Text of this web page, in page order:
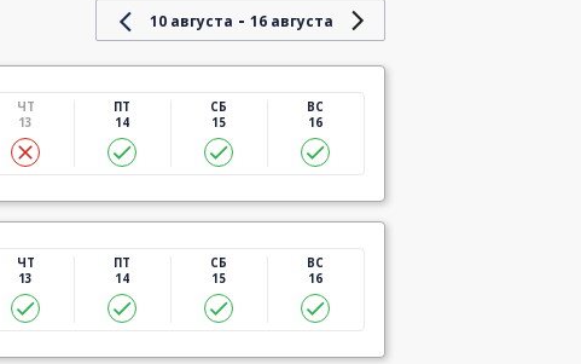
10 августа - 16 августа
ЧТ
13
ПТ
14
СБ
15
ВС
16
ЧТ
13
ПТ
14
СБ
15
ВС
16